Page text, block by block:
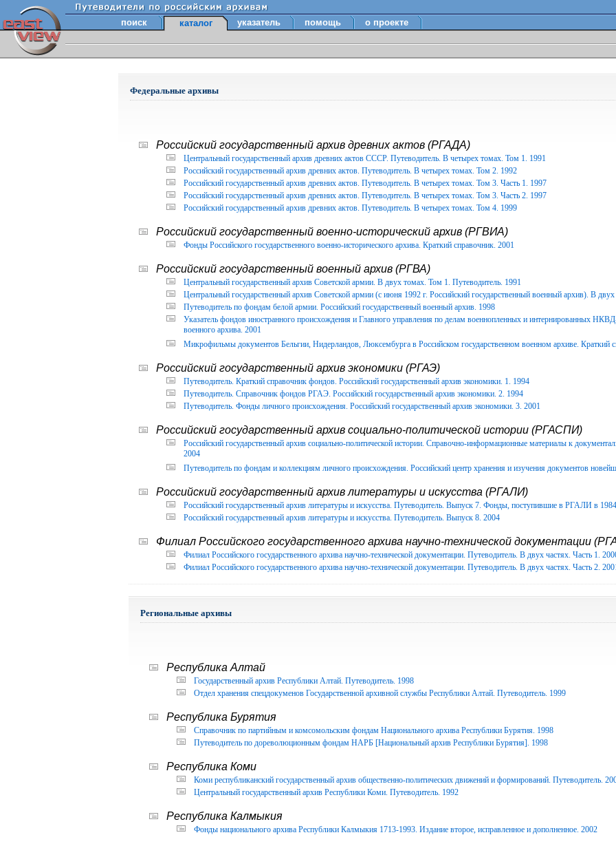
поиск каталог указатель помощь о проекте
Федеральные архивы
Российский государственный архив древних актов (РГАДА)
Центральный государственный архив древних актов СССР. Путеводитель. В четырех томах. Том 1. 1991
Российский государственный архив древних актов. Путеводитель. В четырех томах. Том 2. 1992
Российский государственный архив древних актов. Путеводитель. В четырех томах. Том 3. Часть 1. 1997
Российский государственный архив древних актов. Путеводитель. В четырех томах. Том 3. Часть 2. 1997
Российский государственный архив древних актов. Путеводитель. В четырех томах. Том 4. 1999
Российский государственный военно-исторический архив (РГВИА)
Фонды Российского государственного военно-исторического архива. Краткий справочник. 2001
Российский государственный военный архив (РГВА)
Центральный государственный архив Советской армии. В двух томах. Том 1. Путеводитель. 1991
Центральный государственный архив Советской армии (с июня 1992 г. Российский государственный военный архив). В
Путеводитель по фондам белой армии. Российский государственный военный архив. 1998
Указатель фондов иностранного происхождения и Главного управления по делам военнопленных и интернированных
военного архива. 2001
Микрофильмы документов Бельгии, Нидерландов, Люксембурга в Российском государственном военном архиве. Краткий
Российский государственный архив экономики (РГАЭ)
Путеводитель. Краткий справочник фондов. Российский государственный архив экономики. 1. 1994
Путеводитель. Справочник фондов РГАЭ. Российский государственный архив экономики. 2. 1994
Путеводитель. Фонды личного происхождения. Российский государственный архив экономики. 3. 2001
Российский государственный архив социально-политической истории (РГАСПИ)
Российский государственный архив социально-политической истории. Справочно-информационные материалы к
2004
Путеводитель по фондам и коллекциям личного происхождения. Российский центр хранения и изучения документов
Российский государственный архив литературы и искусства (РГАЛИ)
Российский государственный архив литературы и искусства. Путеводитель. Выпуск 7. Фонды, поступившие в РГАЛИ в
Российский государственный архив литературы и искусства. Путеводитель. Выпуск 8. 2004
Филиал Российского государственного архива научно-технической документации
Филиал Российского государственного архива научно-технической документации. Путеводитель. В двух частях. Часть 1.
Филиал Российского государственного архива научно-технической документации. Путеводитель. В двух частях. Часть 2.
Региональные архивы
Республика Алтай
Государственный архив Республики Алтай. Путеводитель. 1998
Отдел хранения спецдокуменов Государственной архивной службы Республики Алтай. Путеводитель. 1999
Республика Бурятия
Справочник по партийным и комсомольским фондам Национального архива Республики Бурятия. 1998
Путеводитель по дореволюционным фондам НАРБ [Национальный архив Республики Бурятия]. 1998
Республика Коми
Коми республиканский государственный архив общественно-политических движений и формирований. Путеводитель.
Центральный государственный архив Республики Коми. Путеводитель. 1992
Республика Калмыкия
Фонды национального архива Республики Калмыкия 1713-1993. Издание второе, исправленное и дополненное. 2002